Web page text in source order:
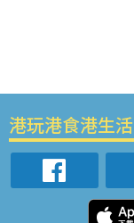
港玩港食港生活